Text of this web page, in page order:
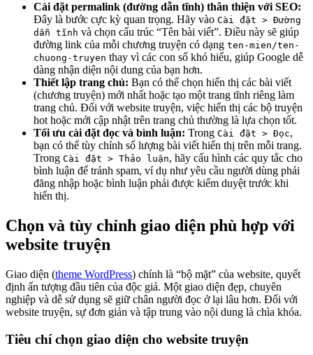
Cài đặt permalink (đường dẫn tĩnh) thân thiện với SEO:
Đây là bước cực kỳ quan trọng. Hãy vào Cài đặt > Đường
dẫn tĩnh và chọn cấu trúc “Tên bài viết”. Điều này sẽ giúp
đường link của mỗi chương truyện có dạng ten-mien/ten-
chuong-truyen thay vì các con số khó hiểu, giúp Google dễ
dàng nhận diện nội dung của bạn hơn.
Thiết lập trang chủ: Bạn có thể chọn hiển thị các bài viết
(chương truyện) mới nhất hoặc tạo một trang tĩnh riêng làm
trang chủ. Đối với website truyện, việc hiển thị các bộ truyện
hot hoặc mới cập nhật trên trang chủ thường là lựa chọn tốt.
Tối ưu cài đặt đọc và bình luận: Trong Cài đặt > Đọc,
bạn có thể tùy chỉnh số lượng bài viết hiển thị trên mỗi trang.
Trong Cài đặt > Thảo luận, hãy cấu hình các quy tắc cho
bình luận để tránh spam, ví dụ như yêu cầu người dùng phải
đăng nhập hoặc bình luận phải được kiểm duyệt trước khi
hiển thị.
Chọn và tùy chỉnh giao diện phù hợp với
website truyện
Giao diện (theme WordPress) chính là “bộ mặt” của website, quyết
định ấn tượng đầu tiên của độc giả. Một giao diện đẹp, chuyên
nghiệp và dễ sử dụng sẽ giữ chân người đọc ở lại lâu hơn. Đối với
website truyện, sự đơn giản và tập trung vào nội dung là chìa khóa.
Tiêu chí chọn giao diện cho website truyện